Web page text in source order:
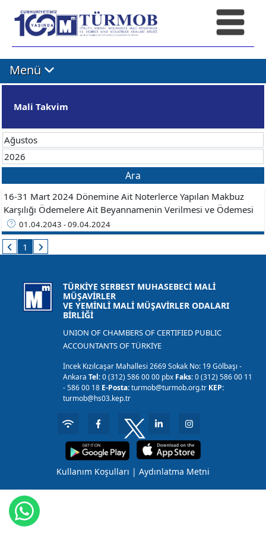
Menü
Mali Takvim
Ara
16-31 Mart 2024 Dönemine Ait Noterlerce Yapılan Makbuz
Karşılığı Ödemelere Ait Beyannamenin Verilmesi ve Ödemesi
01.04.2043 - 09.04.2024
1
TÜRKİYE SERBEST MUHASEBECİ MALİ
MÜŞAVİRLER
VE YEMİNLİ MALİ MÜŞAVİRLER ODALARI
BİRLİĞİ
UNION OF CHAMBERS OF CERTIFIED PUBLIC
ACCOUNTANTS OF TÜRKİYE
İncek Kızılcaşar Mahallesi 2669 Sokak No: 19 Gölbaşı -
AnkaraTel:0 (312) 586 00 00 pbx Faks:0 (312) 586 00 11
- 586 00 18 E-Posta:turmob@turmob.org.tr KEP:
turmob@hs03.kep.tr
Kullanım Koşulları | Aydınlatma Metni